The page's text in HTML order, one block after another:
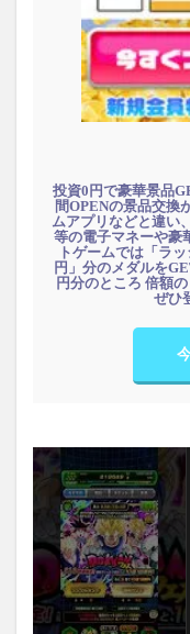
投資0円で豪華景品
間OPENの景品交換
ムアプリなどと違い
等の電子マネーや豪
トゲームでは「ラ
円」分のメダルを
円分のところ 倍額
ぜひ